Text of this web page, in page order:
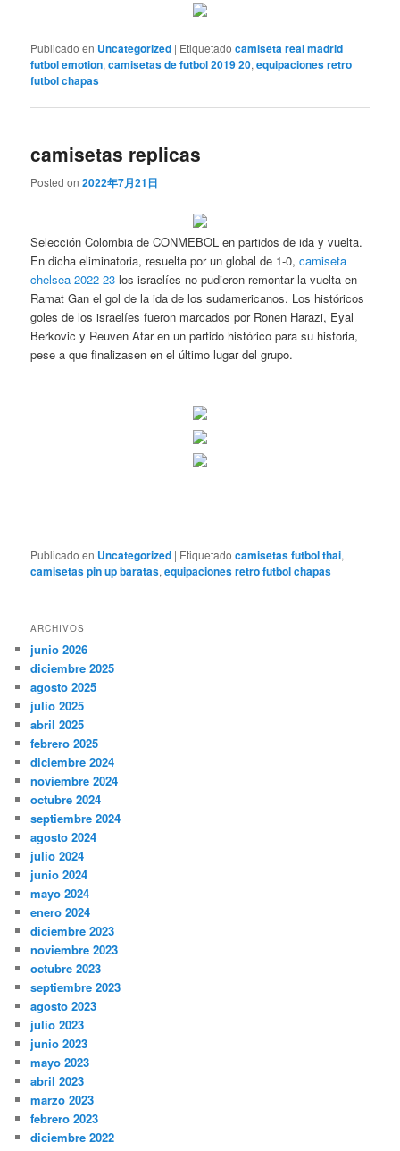
Publicado en Uncategorized | Etiquetado camiseta real madrid
futbol emotion,camisetas de futbol 2019 20,equipaciones retro
futbol chapas
camisetas replicas
Posted on2022年7月21日
Selección Colombia de CONMEBOL en partidos de ida y vuelta.
En dicha eliminatoria, resuelta por un global de 1-0,camiseta
chelsea 2022 23 los israelíes no pudieron remontar la vuelta en
Ramat Gan el gol de la ida de los sudamericanos. Los históricos
goles de los israelíes fueron marcados por Ronen Harazi, Eyal
Berkovic y Reuven Atar en un partido histórico para su historia,
pese a que finalizasen en el último lugar del grupo.
Publicado en Uncategorized | Etiquetado camisetas futbol thai,
camisetas pin up baratas,equipaciones retro futbol chapas
ARCHIVOS
junio 2026
diciembre 2025
agosto 2025
julio 2025
abril 2025
febrero 2025
diciembre 2024
noviembre 2024
octubre 2024
septiembre 2024
agosto 2024
julio 2024
junio 2024
mayo 2024
enero 2024
diciembre 2023
noviembre 2023
octubre 2023
septiembre 2023
agosto 2023
julio 2023
junio 2023
mayo 2023
abril 2023
marzo 2023
febrero 2023
diciembre 2022